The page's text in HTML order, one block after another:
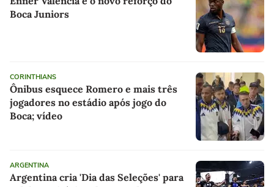
Boca Juniors
CORINTHIANS
Ônibus esquece Romero e mais três
jogadores no estádio após jogo do
Boca; vídeo
ARGENTINA
Argentina cria 'Dia das Seleções' para